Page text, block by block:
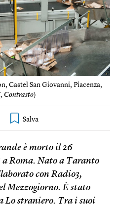
Castel San Giovanni, Piacenza,
Contrasto)
è morto il 26
a Roma. Nato a Taranto
con Radio3,
Mezzogiorno. È stato
Lo straniero. Tra i suoi